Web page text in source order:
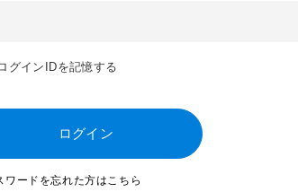
グインIDを記憶する
ログイン
ワードを忘れた方はこちら